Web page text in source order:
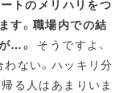
トのメリハリをつ
す。職場内での結
…。
そうですよ、
ない。ハッキリ分
る人はあまりいま